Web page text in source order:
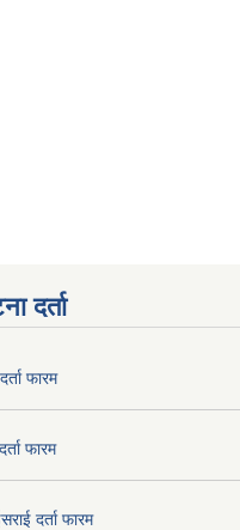
दर्ता
फारम
फारम
दर्ता फारम